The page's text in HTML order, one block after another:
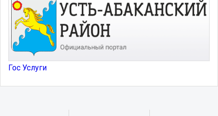
Гос Услуги